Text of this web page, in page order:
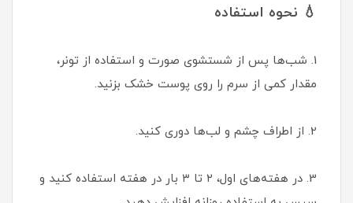
💧 نحوه استفاده
1. شب‌ها پس از شستشوی صورت و استفاده از تونر،
مقدار کمی از سرم را روی پوست خشک بزنید.
2. از اطراف چشم و لب‌ها دوری کنید.
3. در هفته‌های اول، ۲ تا ۳ بار در هفته استفاده کنید و